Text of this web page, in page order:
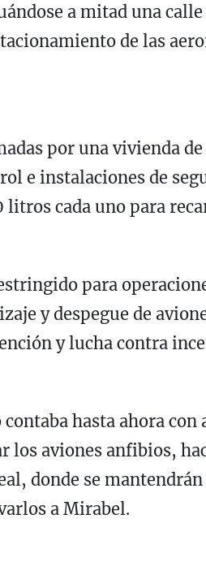
a mitad una
de las
por una vivienda de
e instalaciones de
cada uno para
para
y despegue de
y lucha contra
hasta ahora
los aviones anfibios,
donde se
a Mirabel.